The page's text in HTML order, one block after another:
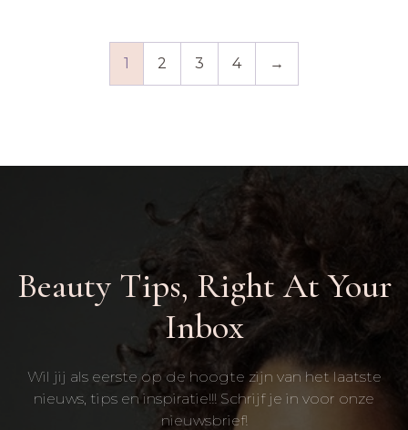
1 2 3 4 →
Beauty Tips, Right At Your
Inbox
Wil jij als eerste op de hoogte zijn van het laatste
nieuws, tips en inspiratie!!! Schrijf je in voor onze
nieuwsbrief!